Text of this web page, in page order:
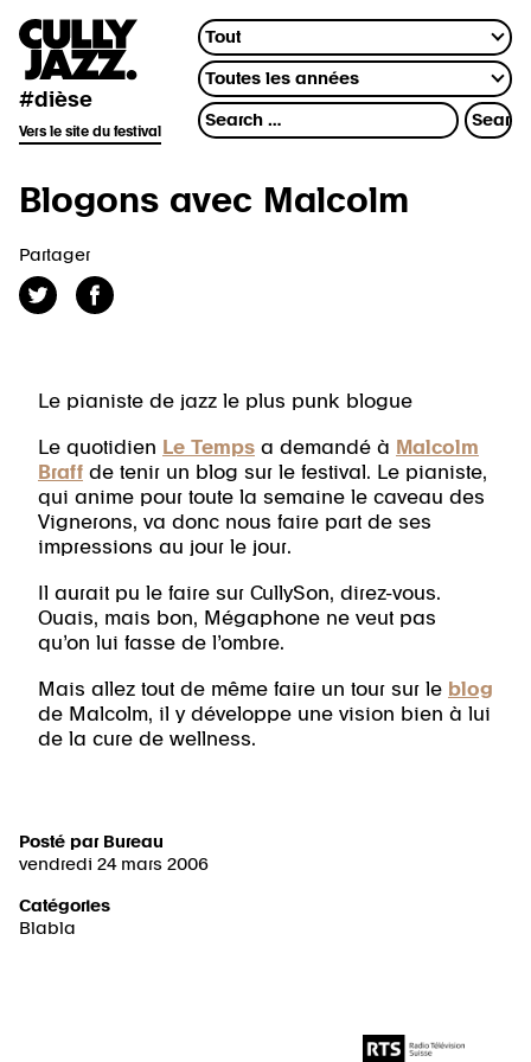
#dièse
Vers le site du festival
Blogons avec Malcolm
Partager
Le pianiste de jazz le plus punk blogue
Le quotidien Le Temps a demandé à
Malcolm
Braff de tenir un blog sur le festival. Le pianiste,
qui anime pour toute la semaine le caveau des
Vignerons, va donc nous faire part de ses
impressions au jour le jour.
Il aurait pu le faire sur CullySon, direz-vous.
Ouais, mais bon, Mégaphone ne veut pas
qu’on lui fasse de l’ombre.
Mais allez tout de même faire un tour sur le blog
de Malcolm, il y développe une vision bien à lui
de la cure de wellness.
Posté par Bureau
vendredi 24 mars 2006
Catégories
Blabla